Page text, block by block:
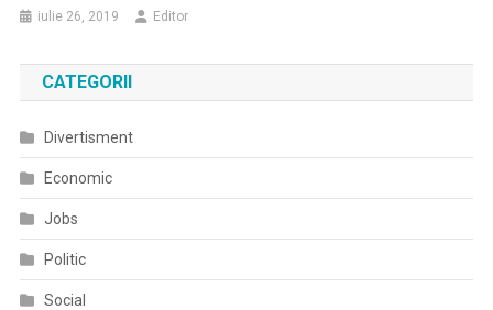
iulie 26, 2019 Editor
CATEGORII
Divertisment
Economic
Jobs
Politic
Social